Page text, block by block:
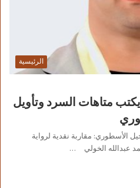
الرئيسية
متاهات السرد وتأويل
الأسطوري: مقاربة نقدية لرواية
عبدالله الخولي …